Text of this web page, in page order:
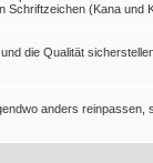
Schriftzeichen (Kana und
die Qualität
anders reinpassen,